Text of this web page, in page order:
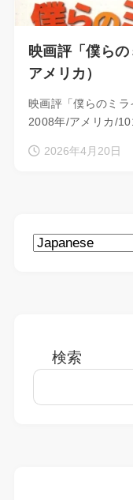
映画評「僕ら
アメリカ）
映画評「僕らのミラ
2008年/アメリカ/
2026年4月20日
検索